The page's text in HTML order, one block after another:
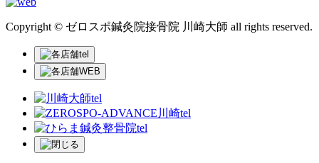
Copyright © ゼロスポ鍼灸院接骨院 川崎大師 all rights reserved.